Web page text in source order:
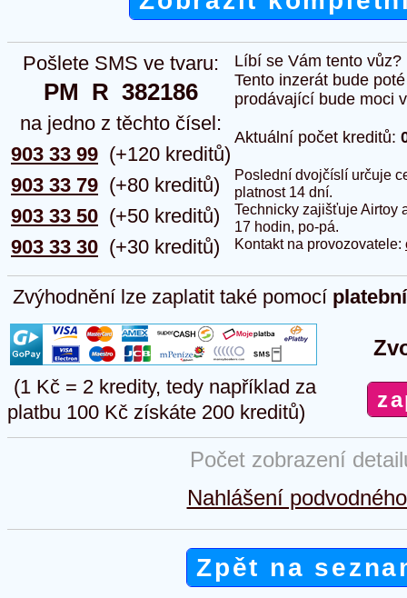
Pošlete SMS ve tvaru:
PM  R  382186
na jedno z těchto čísel:
903 33 99
903 33 79
903 33 50
903 33 30
(+120 kreditů)
(+80 kreditů)
(+50 kreditů)
(+30 kreditů)
Líbí se Vám tento
Tento inzerát bude
prodávající bude moci
Aktuální počet kreditů:
Poslední dvojčíslí určuje
platnost 14 dní.
Technicky zajišťuje Airtoy
17 hodin, po-pá.
Kontakt na provozovatele:
Zvýhodnění lze zaplatit také pomocí
(1 Kč = 2 kredity, tedy například za
platbu 100 Kč získáte 200 kreditů)
Počet zobrazení
Nahlášení
Zpět na